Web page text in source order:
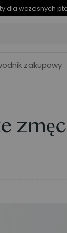
| teraz już od
zakupowy